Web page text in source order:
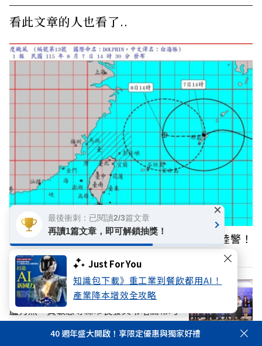
Just For You
知識包下載》重工業到餐飲都用AI！
產業降本增效全攻略
看此文章的人也看了..
颱風白海豚動態：氣象署發海警、不排除發陸警！
父親節天氣？
「永遠懷念高教授！」陳其邁、張善政、
盧秀燕、黃敏惠等縣市長發文弔唁高希均
40 週年盛大開啟！享限定優惠與獨家好禮
最後衝刺：已閱讀2/3篇文章
再讀1篇文章，即可解鎖抽獎！
×